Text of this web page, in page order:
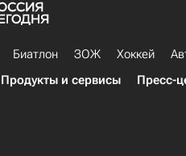
Биатлон ЗОЖ Хоккей
Продукты и сервисы Пресс-